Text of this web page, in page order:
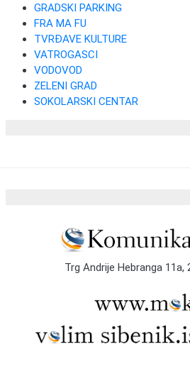
GRADSKI PARKING
FRA MA FU
TVRĐAVE KULTURE
VATROGASCI
VODOVOD
ZELENI GRAD
SOKOLARSKI CENTAR
Trg Andrije Hebranga 11a,